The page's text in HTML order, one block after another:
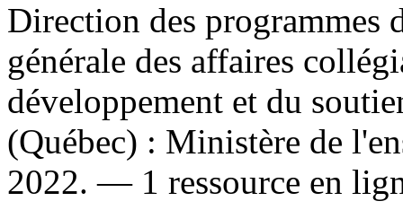
Direction des
générale des affaires
développement et du
(Québec) : Ministère de
2022. — 1 ressource en